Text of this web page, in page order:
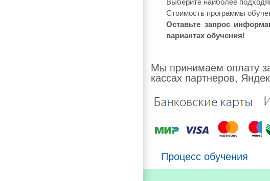
Стоимость программы
Оставьте запрос
вариантах обучения!
Мы принимаем оплату
кассах партнеров,
Процесс обучения